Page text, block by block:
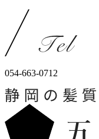
054-663-0712